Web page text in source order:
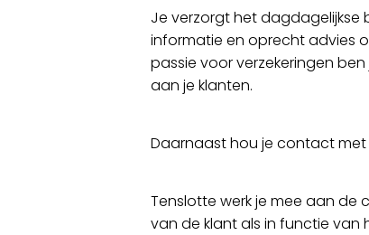
Je verzorgt het dagdagelijkse
informatie en oprecht advies
passie voor verzekeringen
aan je klanten.
Daarnaast hou je contact
Tenslotte werk je mee aan de
van de klant als in functie van